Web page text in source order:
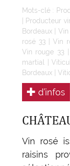
Mots-clé :
Producteur
Bordeaux|
rosé 33 |Vin
Vin rouge 33
martial|
Bordeaux|
d’infos
Vin rosé
raisins